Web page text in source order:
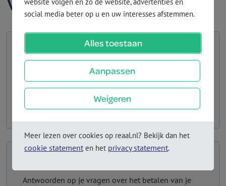
social media beter op u en uw interesses afstemmen.
Alles toestaan
Aanpassen
Weigeren
Meer lezen over cookies op reaal.nl? Bekijk dan het
cookie statement en het privacy statement.
Jaar- & waarde­overzicht
Antwoorden op je vragen over het jaar- en
waardeoverzicht
Antwoorden op je vragen over het betalen van je